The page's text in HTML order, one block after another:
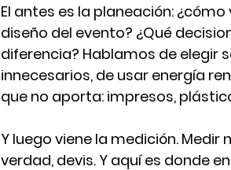
El antes es la planeación:
diseño del evento? ¿Qué
diferencia? Hablamos de elegir
innecesarios, de usar energía
que no aporta: impresos,
Y luego viene la medición. Medir
verdad, devis. Y aquí es donde